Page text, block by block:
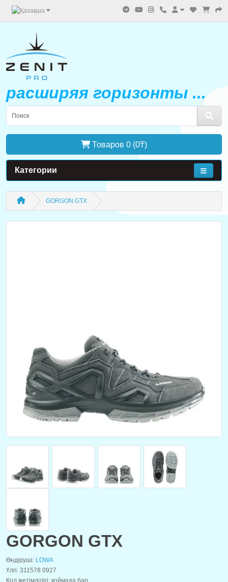
расширяя горизонты ...
Товаров 0 (0₸)
Категории
GORGON GTX
GORGON GTX
Өндіруші: LOWA
Үлгі: 311578 0927
Қол жетімділігі: қоймада бар